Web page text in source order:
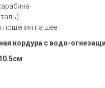
ношения на шее
кордура с водо-